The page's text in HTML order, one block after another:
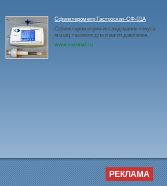
Сфинктерометр Гастроскан-СФ-01А
Сфинктерометрия-исследования тонуса
мышц тазового дна и вагин.давления.
www.rosmed.ru
РЕКЛАМА